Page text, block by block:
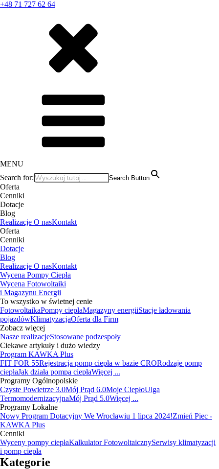
+48 71 727 62 64
MENU
Search for:
Search Button
Oferta
Cenniki
Dotacje
Blog
Realizacje O nasKontakt
Oferta
Cenniki
Dotacje
Blog
Realizacje O nasKontakt
Wycena Pompy Ciepła
Wycena Fotowoltaiki
i Magazynu Energii
To wszystko w świetnej cenie
FotowoltaikaPompy ciepłaMagazyny energiiStacje ładowania
pojazdówKlimatyzacjaOferta dla Firm
Zobacz więcej
Nasze realizacjeStosowane podzespoły
Ciekawe artykuły i dużo wiedzy
Program KAWKA Plus
FIT FOR 55Rejestracja pomp ciepła w bazie CRORodzaje pomp
ciepłaJak działa pompa ciepłaWięcej ...
Programy Ogólnopolskie
Czyste Powietrze 3.0Mój Prąd 6.0Moje CiepłoUlga
TermomodernizacyjnaMój Prąd 5.0Więcej ...
Programy Lokalne
Nowy Program Dotacyjny We Wrocławiu 1 lipca 2024!Zmień Piec -
KAWKA Plus
Cenniki
Wyceny pompy ciepłaKalkulator FotowoltaicznySerwisy klimatyzacji
i pomp ciepła
Kategorie